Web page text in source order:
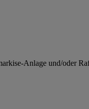
Anlage und/oder